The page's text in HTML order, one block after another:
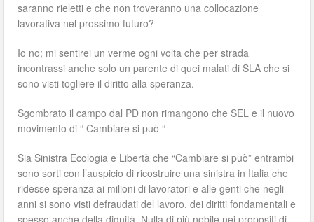
saranno rieletti e che non troveranno una collocazione
lavorativa nel prossimo futuro?
Io no; mi sentirei un verme ogni volta che per strada
incontrassi anche solo un parente di quei malati di SLA che si
sono visti togliere il diritto alla speranza.
Sgombrato il campo dal PD non rimangono che SEL e il nuovo
movimento di “ Cambiare si può “-
Sia Sinistra Ecologia e Libertà che “Cambiare si può” entrambi
sono sorti con l’auspicio di ricostruire una sinistra in Italia che
ridesse speranza ai milioni di lavoratori e alle genti che negli
anni si sono visti defraudati del lavoro, dei diritti fondamentali e
spesso anche della dignità. Nulla di più nobile nei propositi di